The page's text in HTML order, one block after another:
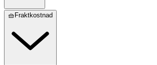
🧺Fraktkostnad